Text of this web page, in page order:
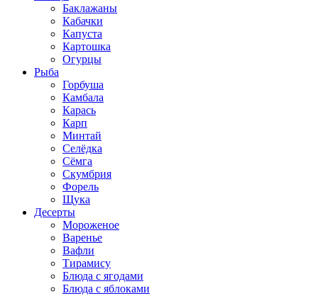
Баклажаны
Кабачки
Капуста
Картошка
Огурцы
Рыба
Горбуша
Камбала
Карась
Карп
Минтай
Селёдка
Сёмга
Скумбрия
Форель
Щука
Десерты
Мороженое
Варенье
Вафли
Тирамису
Блюда с ягодами
Блюда с яблоками